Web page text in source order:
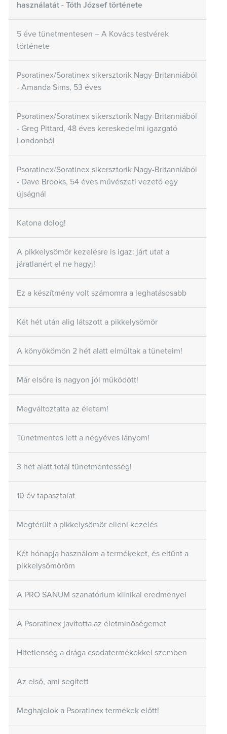
használatát - Tóth József története
5 éve tünetmentesen – A Kovács testvérek
története
Psoratinex/Soratinex sikersztorik Nagy-Britanniából
- Amanda Sims, 53 éves
Psoratinex/Soratinex sikersztorik Nagy-Britanniából
- Greg Pittard, 48 éves kereskedelmi igazgató
Londonból
Psoratinex/Soratinex sikersztorik Nagy-Britanniából
- Dave Brooks, 54 éves művészeti vezető egy
újságnál
Katona dolog!
A pikkelysömör kezelésre is igaz: járt utat a
járatlanért el ne hagyj!
Ez a készítmény volt számomra a leghatásosabb
Két hét után alig látszott a pikkelysömör
A könyökömön 2 hét alatt elmúltak a tüneteim!
Már elsőre is nagyon jól működött!
Megváltoztatta az életem!
Tünetmentes lett a négyéves lányom!
3 hét alatt totál tünetmentesség!
10 év tapasztalat
Megtérült a pikkelysömör elleni kezelés
Két hónapja használom a termékeket, és eltűnt a
pikkelysömöröm
A PRO SANUM szanatórium klinikai eredményei
A Psoratinex javította az életminőségemet
Hitetlenség a drága csodatermékekkel szemben
Az első, ami segített
Meghajolok a Psoratinex termékek előtt!